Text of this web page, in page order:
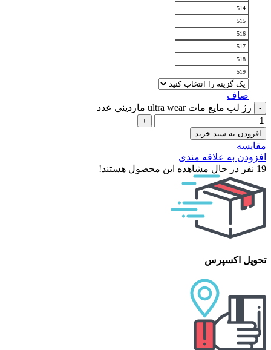
514
515
516
517
518
519
صاف
رژ لب مایع مات ultra wear ماردینی عدد
افزودن به سبد خرید
مقایسه
افزودن به علاقه مندی
19 نفر در حال مشاهده این محصول هستند!
تحویل اکسپرس